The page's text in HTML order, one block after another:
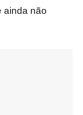
ainda não